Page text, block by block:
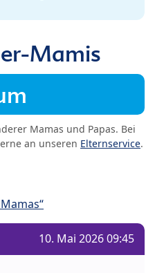
Mamis
Mamas und Papas. Bei
an unseren Elternservice.
10. Mai 2026 09:45